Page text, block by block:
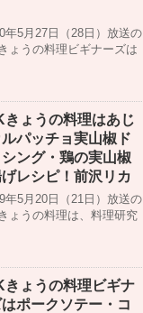
年5月27日（28日）放送の
ょうの料理ビギナーズは
きょうの料理はあじ
パッチョ実山椒ド
シング・鶏の実山椒
げレシピ！前沢リカ
年5月20日（21日）放送の
ょうの料理は、料理研究
きょうの料理ビギナ
ポークソテー・コ